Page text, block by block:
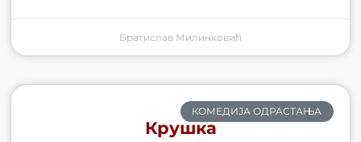
Братислав Милинковић
КОМЕДИЈА ОДРАСТАЊА
Крушка